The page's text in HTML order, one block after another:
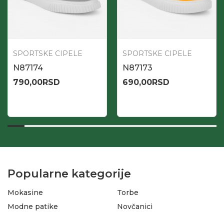
SPORTSKE CIPELE
N87174
790,00RSD
SPORTSKE CIPELE
N87173
690,00RSD
Popularne kategorije
Mokasine
Modne patike
Torbe
Novčanici